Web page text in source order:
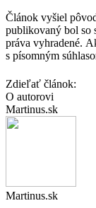
Článok vyšiel
publikovaný bol so
práva vyhradené.
s písomným
Zdieľať článok:
O autorovi
Martinus.sk
Martinus.sk